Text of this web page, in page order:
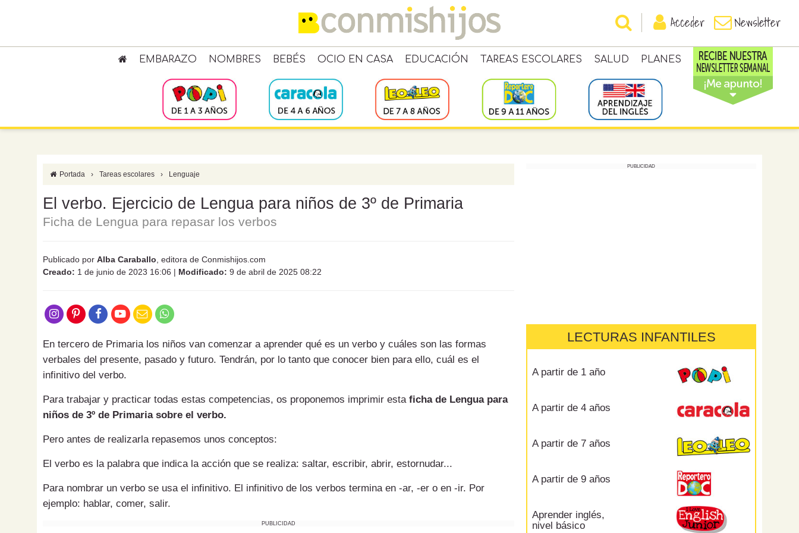
Acceder Newsletter
EMBARAZO NOMBRES BEBÉS OCIO EN CASA EDUCACIÓN TAREAS ESCOLARES SALUD PLANES
Portada › Tareas escolares › Lenguaje
El verbo. Ejercicio de Lengua para niños de 3º de Primaria
Ficha de Lengua para repasar los verbos
Publicado por Alba Caraballo , editora de Conmishijos.com
Creado: 1 de junio de 2023 16:06 | Modificado: 9 de abril de 2025 08:22
En tercero de Primaria los niños van comenzar a aprender qué es un verbo y cuáles son las formas
verbales del presente, pasado y futuro. Tendrán, por lo tanto que conocer bien para ello, cuál es el
infinitivo del verbo.
Para trabajar y practicar todas estas competencias, os proponemos imprimir esta ficha de Lengua para
niños de 3º de Primaria sobre el verbo.
Pero antes de realizarla repasemos unos conceptos:
El verbo es la palabra que indica la acción que se realiza: saltar, escribir, abrir, estornudar...
Para nombrar un verbo se usa el infinitivo. El infinitivo de los verbos termina en -ar, -er o en -ir. Por
ejemplo: hablar, comer, salir.
PUBLICIDAD
PUBLICIDAD
LECTURAS INFANTILES
A partir de 1 año
A partir de 4 años
A partir de 7 años
A partir de 9 años
Aprender inglés,
nivel básico